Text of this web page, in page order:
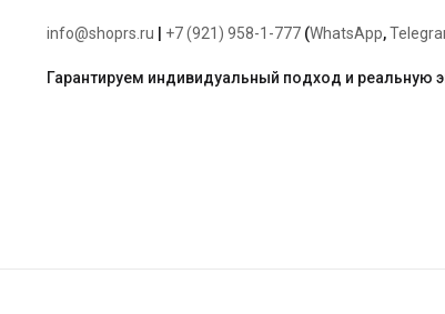
info@shoprs.ru +7 (921) 958-1-777 (WhatsApp,
Гарантируем индивидуальный подход и реальную